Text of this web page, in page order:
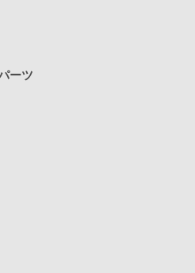
ーツ